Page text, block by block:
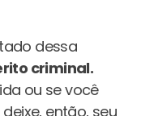
dessa
criminal.
ou se você
então, seu